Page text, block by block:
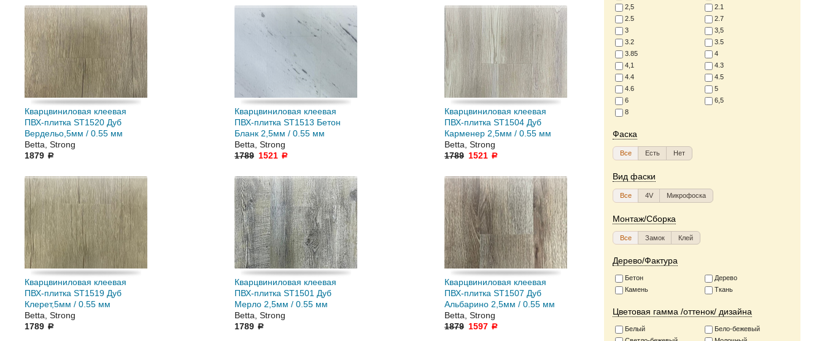
2,5
2.1
2.5
2.7
3
3,5
3.2
3.5
3.85
4
4,1
4.3
4.4
4.5
4.6
5
6
6,5
8
Фаска
Все Есть Нет
Вид фаски
Все 4V Микрофоска
Монтаж/Сборка
Все Замок Клей
Дерево/Фактура
Бетон
Дерево
Камень
Ткань
Цветовая гамма /оттенок/ дизайна
Белый
Бело-бежевый
Кварцвиниловая клеевая
ПВХ-плитка ST1520 Дуб
Вердельо,5мм / 0.55 мм
Betta, Strong
1879 a
Кварцвиниловая клеевая
ПВХ-плитка ST1513 Бетон
Бланк 2,5мм / 0.55 мм
Betta, Strong
1789 1521 a
Кварцвиниловая клеевая
ПВХ-плитка ST1504 Дуб
Карменер 2,5мм / 0.55 мм
Betta, Strong
1789 1521 a
Кварцвиниловая клеевая
ПВХ-плитка ST1519 Дуб
Клерет,5мм / 0.55 мм
Betta, Strong
1789 a
Кварцвиниловая клеевая
ПВХ-плитка ST1501 Дуб
Мерло 2,5мм / 0.55 мм
Betta, Strong
1789 a
Кварцвиниловая клеевая
ПВХ-плитка ST1507 Дуб
Альбарино 2,5мм / 0.55 мм
Betta, Strong
1879 1597 a